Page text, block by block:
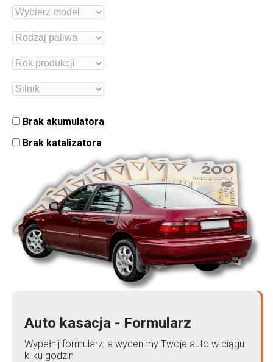
Brak akumulatora
Brak katalizatora
Auto kasacja - Formularz
Wypełnij formularz, a wycenimy Twoje auto w ciągu
kilku godzin